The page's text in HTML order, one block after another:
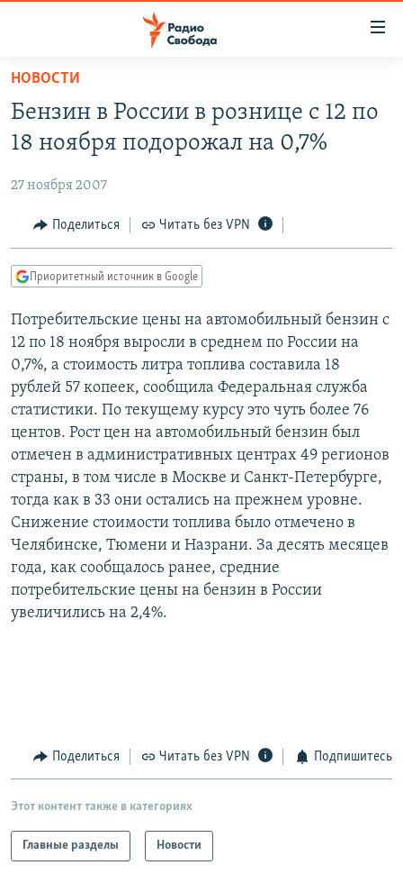
упрощенного
доступа
Вернуться
основному
Вернутся
главной
навигации
Вернутся
поиску
ПОДКАСТЫ
АВТОРСКИЕ ПРОЕКТЫ
ЦИТАТЫ СВОБОДЫ
МНЕНИЯ
IDEL.РЕАЛИИ
КАВКАЗ.РЕАЛИИ
СЕВЕР.РЕАЛИИ
СИБИРЬ.РЕАЛИИ
РАСПИСАНИЕ ВЕЩАНИЯ
ПОДПИШИТЕСЬ НА РАССЫЛКУ
СОЦИАЛЬНЫЕ СЕТИ
Все сайты РСЕ/РС
НОВОСТИ
Бензин в России в рознице с 12 по
18 ноября подорожал на 0,7%
27 ноября 2007
Поделиться Читать без VPN
Приоритетный источник в Google
Потребительские цены на автомобильный бензин с
12 по 18 ноября выросли в среднем по России на
0,7%, а стоимость литра топлива составила 18
рублей 57 копеек, сообщила Федеральная служба
статистики. По текущему курсу это чуть более 76
центов. Рост цен на автомобильный бензин был
отмечен в административных центрах 49 регионов
страны, в том числе в Москве и Санкт-Петербурге,
тогда как в 33 они остались на прежнем уровне.
Снижение стоимости топлива было отмечено в
Челябинске, Тюмени и Назрани. За десять месяцев
года, как сообщалось ранее, средние
потребительские цены на бензин в России
увеличились на 2,4%.
Поделиться Читать без VPN Подпишитесь
Этот контент также в категориях
Главные разделы Новости